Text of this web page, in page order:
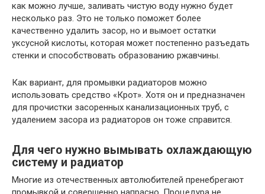
как можно лучше, заливать чистую воду нужно будет
несколько раз. Это не только поможет более
качественно удалить засор, но и вымоет остатки
уксусной кислоты, которая может постепенно разъедать
стенки и способствовать образованию ржавчины.
Как вариант, для промывки радиаторов можно
использовать средство «Крот». Хотя он и предназначен
для прочистки засоренных канализационных труб, с
удалением засора из радиаторов он тоже справится.
Для чего нужно вымывать охлаждающую
систему и радиатор
Многие из отечественных автолюбителей пренебрегают